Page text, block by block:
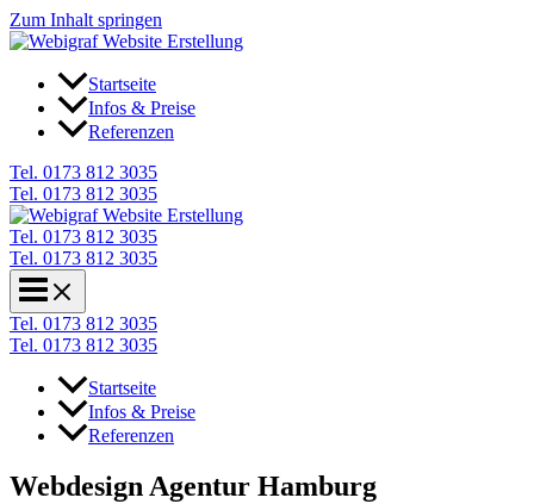
Zum Inhalt springen
Startseite
Infos & Preise
Referenzen
Tel. 0173 812 3035
Tel. 0173 812 3035
Tel. 0173 812 3035
Tel. 0173 812 3035
Tel. 0173 812 3035
Tel. 0173 812 3035
Startseite
Infos & Preise
Referenzen
Webdesign Agentur Hamburg